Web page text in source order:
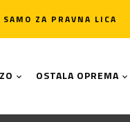
SAMO ZA PRAVNA LICA
OSTALA OPREMA